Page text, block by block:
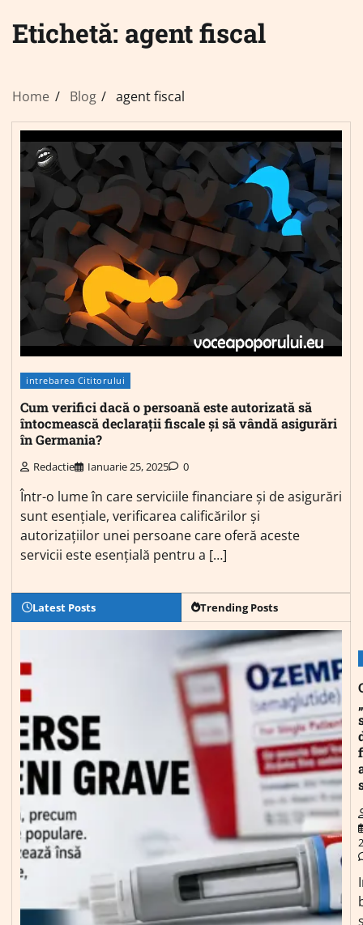
Etichetă: agent fiscal
Home Blog agent fiscal
intrebarea Cititorului
Cum verifici dacă o persoană este autorizată să
întocmească declarații fiscale și să vândă asigurări
în Germania?
Redactie Ianuarie 25, 2025 0
Într-o lume în care serviciile financiare și de asigurări
sunt esențiale, verificarea calificărilor și
autorizațiilor unei persoane care oferă aceste
servicii este esențială pentru a […]
Latest Posts Trending Posts